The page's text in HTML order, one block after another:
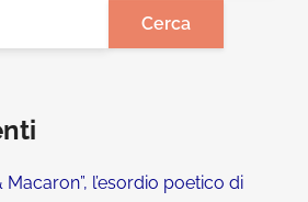
Macaron”, l’esordio poetico di